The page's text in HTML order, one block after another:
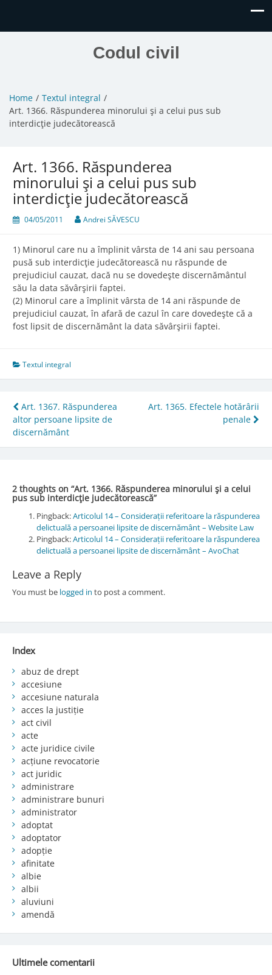
Codul civil
Home
Textul integral
Art. 1366. Răspunderea minorului şi a celui pus sub
interdicţie judecătorească
Art. 1366. Răspunderea
minorului şi a celui pus sub
interdicţie judecătorească
04/05/2011 Andrei SĂVESCU
1) Minorul care nu a împlinit vârsta de 14 ani sau persoana
pusă sub interdicţie judecătorească nu răspunde de
prejudiciul cauzat, dacă nu se dovedeşte discernământul
său la data săvârşirii faptei.
(2) Minorul care a împlinit vârsta de 14 ani răspunde de
prejudiciul cauzat, în afară de cazul în care dovedeşte că a
fost lipsit de discernământ la data săvârşirii faptei.
Textul integral
Post
navigation
Art. 1367. Răspunderea
altor persoane lipsite de
discernământ
Art. 1365. Efectele hotărârii
penale
2 thoughts on “Art. 1366. Răspunderea minorului şi a celui
pus sub interdicţie judecătorească”
Pingback:Articolul 14 – Considerații referitoare la răspunderea
delictuală a persoanei lipsite de discernământ – Website Law
Pingback:Articolul 14 – Considerații referitoare la răspunderea
delictuală a persoanei lipsite de discernământ – AvoChat
Leave a Reply
You must be logged in to post a comment.
Index
abuz de drept
accesiune
accesiune naturala
acces la justiție
act civil
acte
acte juridice civile
acțiune revocatorie
act juridic
administrare
administrare bunuri
administrator
adoptat
adoptator
adopție
afinitate
albie
albii
aluviuni
amendă
Ultimele comentarii